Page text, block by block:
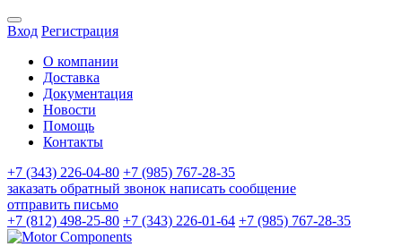
Вход Регистрация
О компании
Доставка
Документация
Новости
Помощь
Контакты
+7 (343) 226-04-80 +7 (985) 767-28-35
заказать обратный звонок написать сообщение
отправить письмо
+7 (812) 498-25-80 +7 (343) 226-01-64 +7 (985) 767-28-35